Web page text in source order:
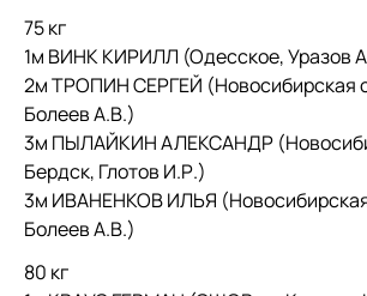
75 кг
1м ВИНК КИРИЛЛ (Одесское, Уразов
2м ТРОПИН СЕРГЕЙ (Новосибирская
Болеев А.В.)
3м ПЫЛАЙКИН АЛЕКСАНДР
Бердск, Глотов И.Р.)
3м ИВАНЕНКОВ ИЛЬЯ
Болеев А.В.)
80 кг